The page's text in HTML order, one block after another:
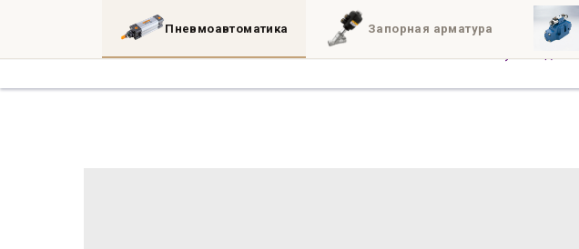
Инженерные утилиты
Пневмоавтоматика Запорная арматура